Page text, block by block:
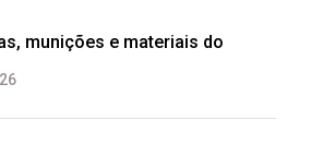
munições e materiais do